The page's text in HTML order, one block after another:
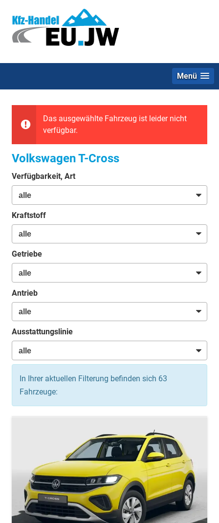
Menü
Das ausgewählte Fahrzeug ist leider nicht
verfügbar.
Volkswagen T-Cross
Verfügbarkeit, Art
Kraftstoff
Getriebe
Antrieb
Ausstattungslinie
In Ihrer aktuellen Filterung befinden sich 63
Fahrzeuge: